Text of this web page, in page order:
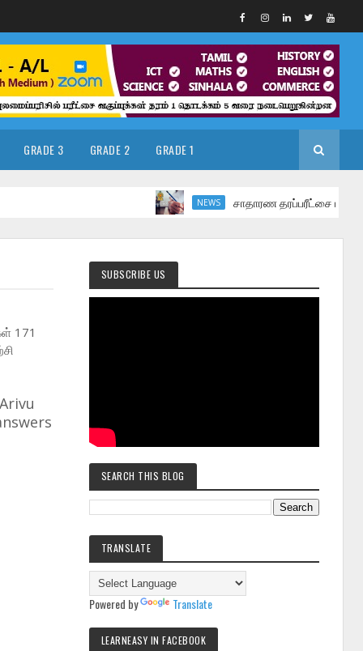
GRADE 3 GRADE 2 GRADE 1
NEWS சாதாரண தரப்பரீட்சை மார்ச்
171
SUBSCRIBE US
SEARCH THIS BLOG
TRANSLATE
Powered by Translate
LEARNEASY IN FACEBOOK